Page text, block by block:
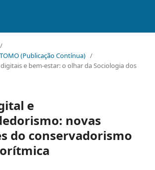
/
(Publicação Contínua) /
e bem-estar: o olhar da Sociologia dos
e
novas
do conservadorismo